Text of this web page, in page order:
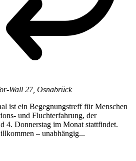
Wall 27, Osnabrück
ist ein Begegnungstreff für Menschen
und Fluchterfahrung, der
4. Donnerstag im Monat stattfindet.
– unabhängig...